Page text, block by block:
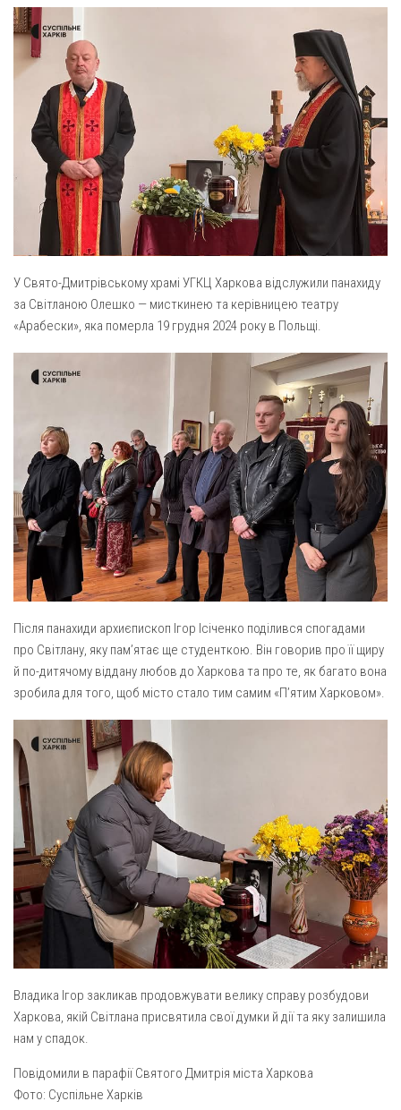
Покрови Пресвятої Богородиці (с. Вільча)
Преображенська парафія (м. Лозова)
Парафія Благовіщення Пресвятої Богородиці (смт
Золочів)
Парафія Різдва Пресвятої Богородиці м. Берестин
(Красноград)
Парохії Полтавської області
Пресвятої Трійці (м. Полтава)
Всіх Святих українського народу (м. Полтава)
Свято-Юріївська парафія (м. Полтава)
Архистратига Михаїла (с. Пригарівка)
Введення у храм Пресвятої Богородиці (с. Дашківка)
Вознесіння ГНІХ (с. Витівка)
Вознесіння Господнього (м. Кобеляки)
Пророка Іллі (смт. Білики)
Різдва Пресвятої Богородиці (с. Вільховатка)
Св. Апостола Андрія Первозванного (с. Засулля)
Св. Миколая (с. Деменки)
Успіння Пресвятої Богородиці (м. Кременчук)
Парохії Сумської області
Введення в храм Богородиці (м. Суми)
Матері Божої Неустанної Помочі (м. Охтирка)
Свято-Покровський монастир оо Василіян
Свято-Івано-Павлівський монастир сестер Згромадження
Св. Йосифа ОПДМ
Монастир сестер милосердя Св. Вінкентія. Дім Милосердя
Монастир Успення Пресвятої Богородиці Сестер Чину
Святого Василія Великого
Комісії
Катехитична комісія
Комісія у справах родини
Комісія з питань душпастирства охорони здоров’я
Спільноти
Квіти Слобожанщини
Газета Християнський голос
Надруковані числа
Молитви
Галерея
Рух pro-life
У Свято-Дмитрівському храмі УГКЦ Харкова відслужили панахиду
за Світланою Олешко — мисткинею та керівницею театру
«Арабески», яка померла 19 грудня 2024 року в Польщі.
Після панахиди архиєпископ Ігор Ісіченко поділився спогадами
про Світлану, яку пам’ятає ще студенткою. Він говорив про її щиру
й по-дитячому віддану любов до Харкова та про те, як багато вона
зробила для того, щоб місто стало тим самим «П’ятим Харковом».
Владика Ігор закликав продовжувати велику справу розбудови
Харкова, якій Світлана присвятила свої думки й дії та яку залишила
нам у спадок.
Повідомили в парафії Святого Дмитрія міста Харкова
Фото: Суспільне Харків